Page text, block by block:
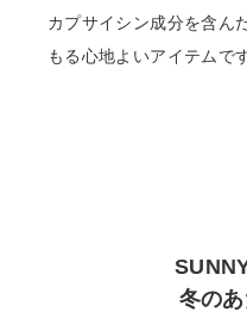
ギフト
カプサイシン成分を含ん
もる心地よいアイテムです
冬の